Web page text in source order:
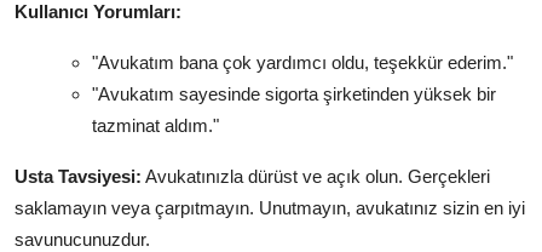
Kullanıcı Yorumları:
"Avukatım bana çok yardımcı oldu, teşekkür ederim."
"Avukatım sayesinde sigorta şirketinden yüksek bir
tazminat aldım."
Usta Tavsiyesi: Avukatınızla dürüst ve açık olun. Gerçekleri
saklamayın veya çarpıtmayın. Unutmayın, avukatınız sizin en iyi
savunucunuzdur.